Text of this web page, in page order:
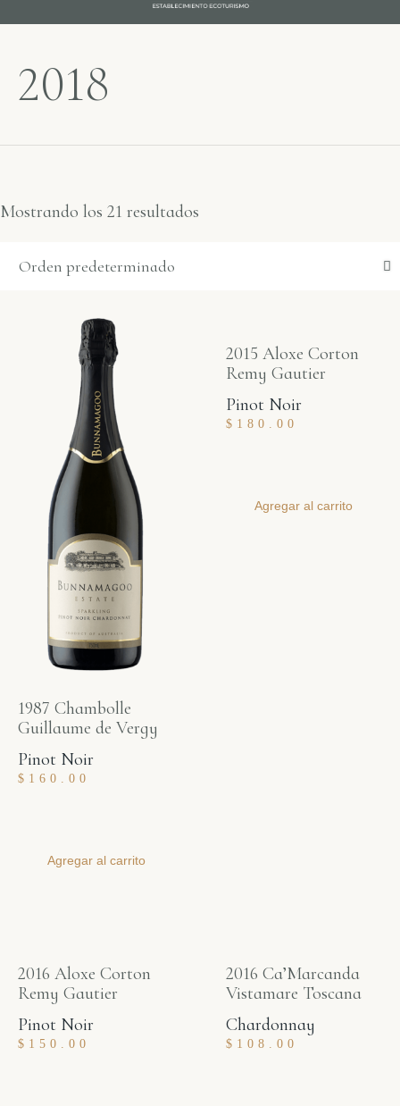
2018
Mostrando los 21 resultados
1987 Chambolle
Guillaume de Vergy
Pinot Noir
$ 160.00
Agregar al carrito
2015 Aloxe Corton
Remy Gautier
Pinot Noir
$ 180.00
Agregar al carrito
2016 Aloxe Corton
Remy Gautier
Pinot Noir
$ 150.00
2016 Ca’Marcanda
Vistamare Toscana
Chardonnay
$ 108.00